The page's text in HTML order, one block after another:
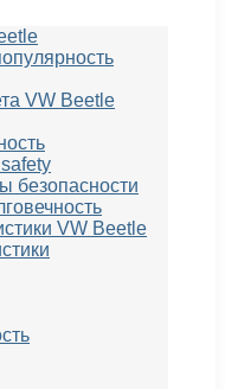
VW Beetle
безопасности
VW Beetle